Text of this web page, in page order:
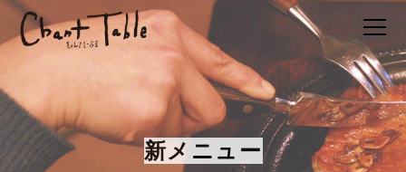
新メニュー